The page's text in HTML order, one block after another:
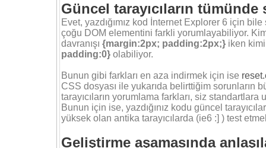
Güncel tarayıcıların tümünde
Evet, yazdığımız kod İnternet Explorer 6 için bile
çoğu DOM elementini farkli yorumlayabiliyor.
davranışı {margin:2px; padding:2px;} iken
padding:0} olabiliyor.
Bunun gibi farkları en aza indirmek için ise
CSS dosyası ile yukarıda belirttiğim sorunların
tarayıcıların yorumlama farkları, siz
Bunun için ise, yazdığınız kodu güncel
yüksek olan antika tarayıcılarda (ie6 :] ) test
Geliştirme aşamasında